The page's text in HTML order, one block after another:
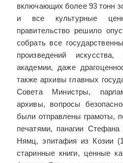
включающих более 93 тонн
и все культурные
правительство решило
собрать все
произведений
академии, даже
также архивы главных
Совета Министры,
архивы, вопросы
были отправлены грамоты,
печатями, панагии
Нямц, эпитафия из Козии
старинные книги, ценные